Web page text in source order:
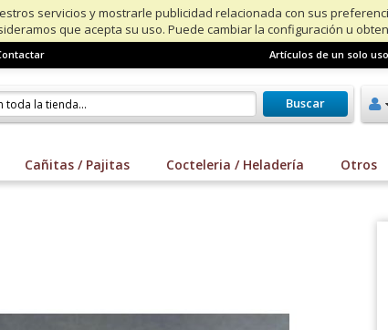
servicios y mostrarle publicidad relacionada con sus
que acepta su uso. Puede cambiar la configuración u
Artículos de un solo
Buscar
Cañitas / Pajitas Cocteleria / Heladería Otros